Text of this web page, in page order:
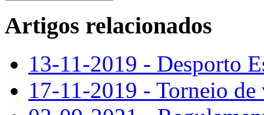
Artigos relacionados
13-11-2019 - Desporto
17-11-2019 - Torneio